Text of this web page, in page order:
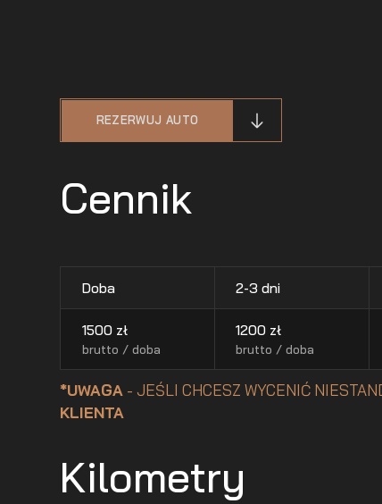
REZERWUJ AUTO
Cennik
Doba
1500zł
brutto / doba
2-3 dni
1200 zł
brutto / doba
*UWAGA - JEŚLI CHCESZ WYCENIĆ
KLIENTA
Kilometry